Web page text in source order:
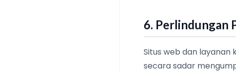
6. Perlindungan
Situs web dan layanan
secara sadar